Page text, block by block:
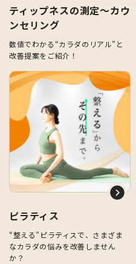
ティップネスの測定～カウ
ンセリング
数値でわかる“カラダのリアル”と
改善提案をご紹介！
ピラティス
“整える”ピラティスで、さまざま
なカラダの悩みを改善しません
か？